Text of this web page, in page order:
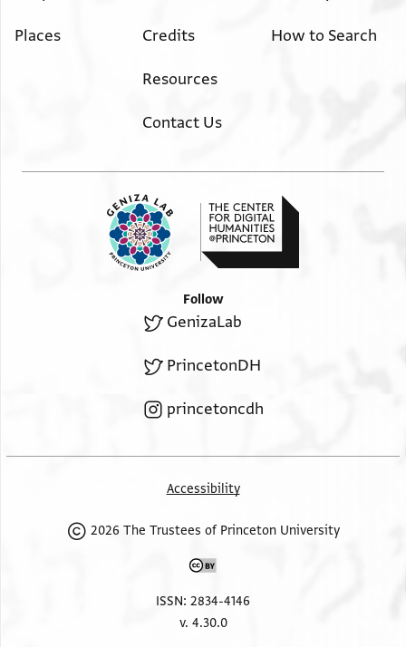
] ושלום אדני יפרה וירבה לעולם
] قيم قﻻوﻻقم على موﻻى
Places Credits
Resources
Contact Us
How to Search
Follow
GenizaLab
PrincetonDH
princetoncdh
Accessibility
2026 The Trustees of Princeton University
ISSN: 2834-4146
v. 4.30.0